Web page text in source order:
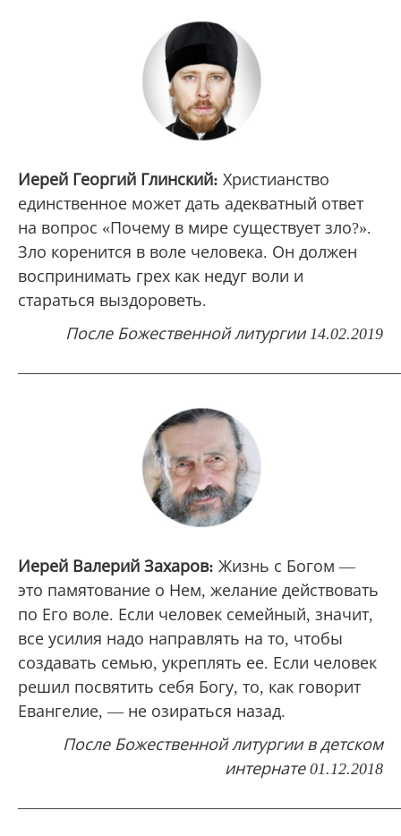
Иерей Георгий Глинский: Христианство
единственное может дать адекватный ответ
на вопрос «Почему в мире существует зло?».
Зло коренится в воле человека. Он должен
воспринимать грех как недуг воли и
стараться выздороветь.
После Божественной литургии 14.02.2019
Иерей Валерий Захаров: Жизнь с Богом —
это памятование о Нем, желание действовать
по Его воле. Если человек семейный, значит,
все усилия надо направлять на то, чтобы
создавать семью, укреплять ее. Если человек
решил посвятить себя Богу, то, как говорит
Евангелие, — не озираться назад.
После Божественной литургии в детском
интернате 01.12.2018